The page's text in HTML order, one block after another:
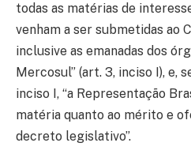
todas as matérias de
venham a ser submetidas ao
inclusive as emanadas dos
Mercosul” (art. 3, inciso I), e,
inciso I, “a Representação
matéria quanto ao mérito e
decreto legislativo”.